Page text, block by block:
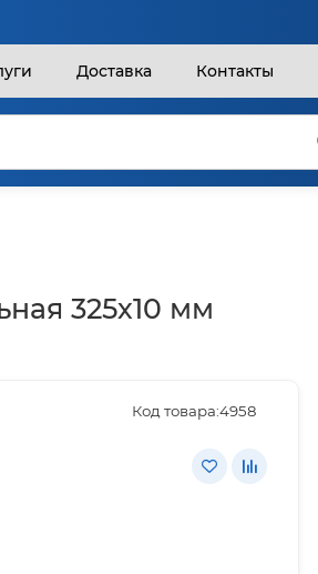
Доставка Контакты
325х10 мм
Код товара:4958